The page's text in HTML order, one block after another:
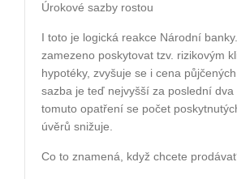
Úrokové sazby rostou
I toto je logická reakce Národní
zamezeno poskytovat tzv. rizikovým
hypotéky, zvyšuje se i cena
sazba je teď nejvyšší za poslední dva
tomuto opatření se počet
úvěrů snižuje.
Co to znamená, když chcete